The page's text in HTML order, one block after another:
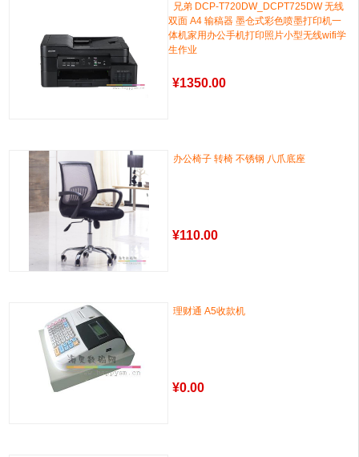
兄弟 DCP-T720DW_DCPT725DW 无线
双面 A4 输稿器 墨仓式彩色喷墨打印机一
体机家用办公手机打印照片小型无线wifi学
生作业
¥1350.00
办公椅子 转椅 不锈钢 八爪底座
¥110.00
理财通 A5收款机
¥0.00